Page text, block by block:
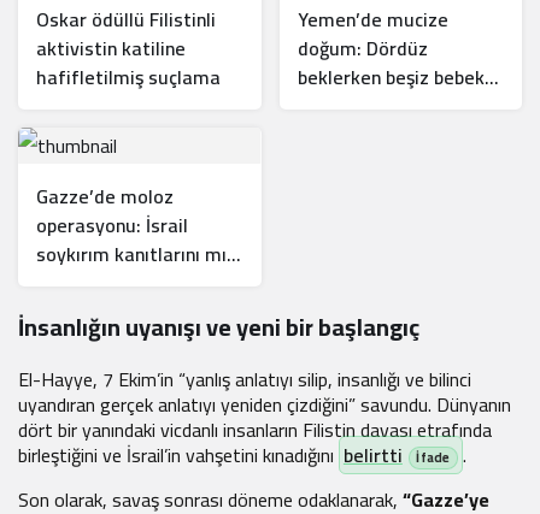
Oskar ödüllü Filistinli
aktivistin katiline
hafifletilmiş suçlama
Yemen’de mucize
doğum: Dördüz
beklerken beşiz bebek
Gazze’de moloz
operasyonu: İsrail
soykırım kanıtlarını mı
İnsanlığın uyanışı ve yeni bir başlangıç
El-Hayye, 7 Ekim’in “yanlış anlatıyı silip, insanlığı ve bilinci
uyandıran gerçek anlatıyı yeniden çizdiğini” savundu. Dünyanın
dört bir yanındaki vicdanlı insanların Filistin davası etrafında
birleştiğini ve İsrail’in vahşetini kınadığını belirtti
.
Son olarak, savaş sonrası döneme odaklanarak,“Gazze’ye